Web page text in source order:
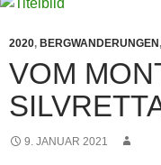
2020, BERGWANDERUNGEN,
VOM
9. JANUAR 2021